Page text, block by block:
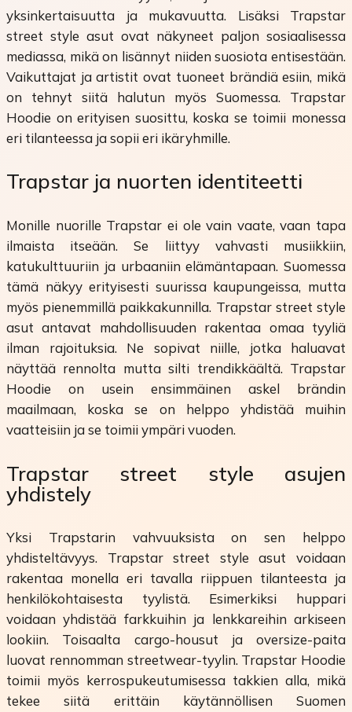
yksinkertaisuutta ja mukavuutta. Lisäksi Trapstar
street style asut ovat näkyneet paljon sosiaalisessa
mediassa, mikä on lisännyt niiden suosiota entisestään.
Vaikuttajat ja artistit ovat tuoneet brändiä esiin, mikä
on tehnyt siitä halutun myös Suomessa. Trapstar
Hoodie on erityisen suosittu, koska se toimii monessa
eri tilanteessa ja sopii eri ikäryhmille.
Trapstar ja nuorten identiteetti
Monille nuorille Trapstar ei ole vain vaate, vaan tapa
ilmaista itseään. Se liittyy vahvasti musiikkiin,
katukulttuuriin ja urbaaniin elämäntapaan. Suomessa
tämä näkyy erityisesti suurissa kaupungeissa, mutta
myös pienemmillä paikkakunnilla. Trapstar street style
asut antavat mahdollisuuden rakentaa omaa tyyliä
ilman rajoituksia. Ne sopivat niille, jotka haluavat
näyttää rennolta mutta silti trendikkäältä. Trapstar
Hoodie on usein ensimmäinen askel brändin
maailmaan, koska se on helppo yhdistää muihin
vaatteisiin ja se toimii ympäri vuoden.
Trapstar street style asujen
yhdistely
Yksi Trapstarin vahvuuksista on sen helppo
yhdisteltävyys. Trapstar street style asut voidaan
rakentaa monella eri tavalla riippuen tilanteesta ja
henkilökohtaisesta tyylistä. Esimerkiksi huppari
voidaan yhdistää farkkuihin ja lenkkareihin arkiseen
lookiin. Toisaalta cargo-housut ja oversize-paita
luovat rennomman streetwear-tyylin. Trapstar Hoodie
toimii myös kerrospukeutumisessa takkien alla, mikä
tekee siitä erittäin käytännöllisen Suomen